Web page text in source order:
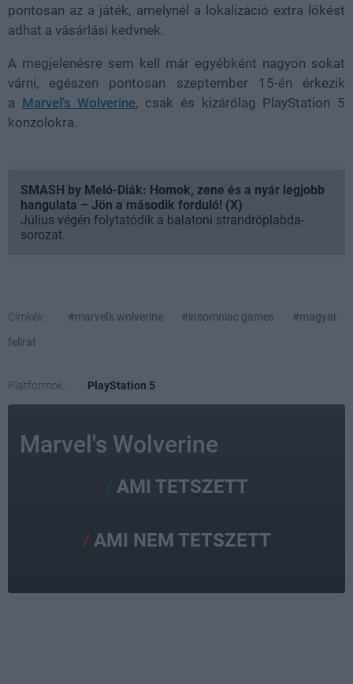
pontosan az a játék, amelynél a lokalizáció extra lökést
adhat a vásárlási kedvnek.
A megjelenésre sem kell már egyébként nagyon sokat
várni, egészen pontosan szeptember 15-én érkezik
a Marvel's Wolverine, csak és kizárólag PlayStation 5
konzolokra.
SMASH by Meló-Diák: Homok, zene és a nyár legjobb
hangulata – Jön a második forduló! (X)
Július végén folytatódik a balatoni strandröplabda-
sorozat.
Címkék: #marvel's wolverine #insomniac games
#magyar
felirat
Platformok: PlayStation 5
Marvel's Wolverine
AMI TETSZETT
AMI NEM TETSZETT